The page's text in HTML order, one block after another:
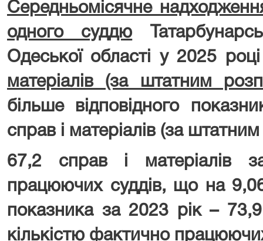
Середньомісячне
одного суддю
Одеської області у 2025
матеріалів (за штатним
більше відповідного
справ і матеріалів (за
67,2 справ і матеріалів
працюючих суддів,
що на
показника за 2023 рік –
кількістю фактично